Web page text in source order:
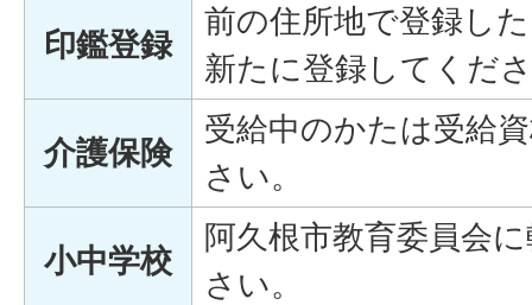
印鑑登録
前の住所地で登録し
新たに登録してくだ
介護保険
受給中のかたは受給
さい。
小中学校
阿久根市教育委員会
さい。